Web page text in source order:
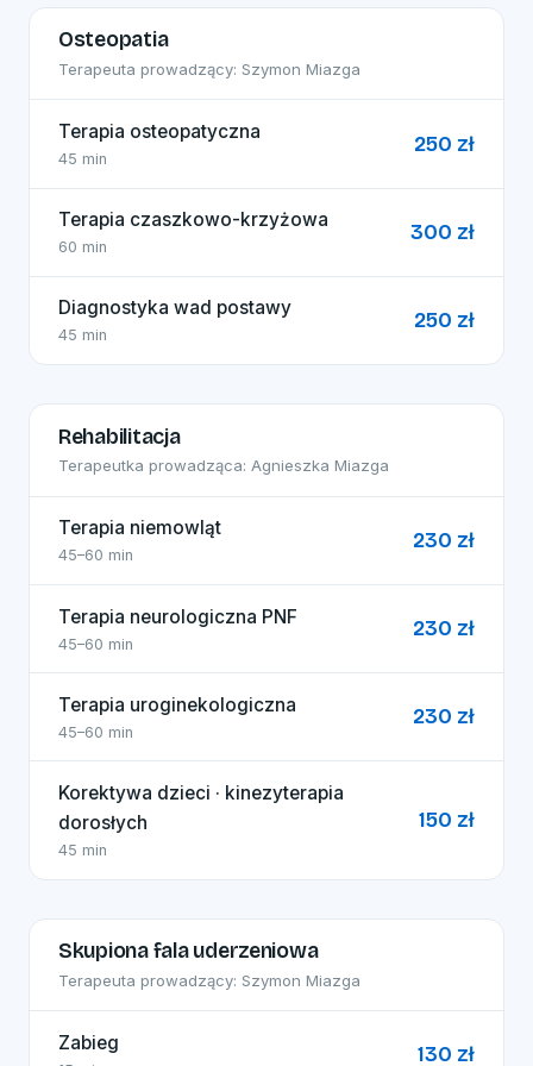
Osteopatia
Terapeuta prowadzący: Szymon Miazga
Terapia osteopatyczna
45 min
250 zł
Terapia czaszkowo-krzyżowa
60 min
300 zł
Diagnostyka wad postawy
45 min
250 zł
Rehabilitacja
Terapeutka prowadząca: Agnieszka Miazga
Terapia niemowląt
45–60 min
230 zł
Terapia neurologiczna PNF
45–60 min
230 zł
Terapia uroginekologiczna
45–60 min
230 zł
Korektywa dzieci · kinezyterapia
dorosłych
45 min
150 zł
Skupiona fala uderzeniowa
Terapeuta prowadzący: Szymon Miazga
Zabieg 130 zł